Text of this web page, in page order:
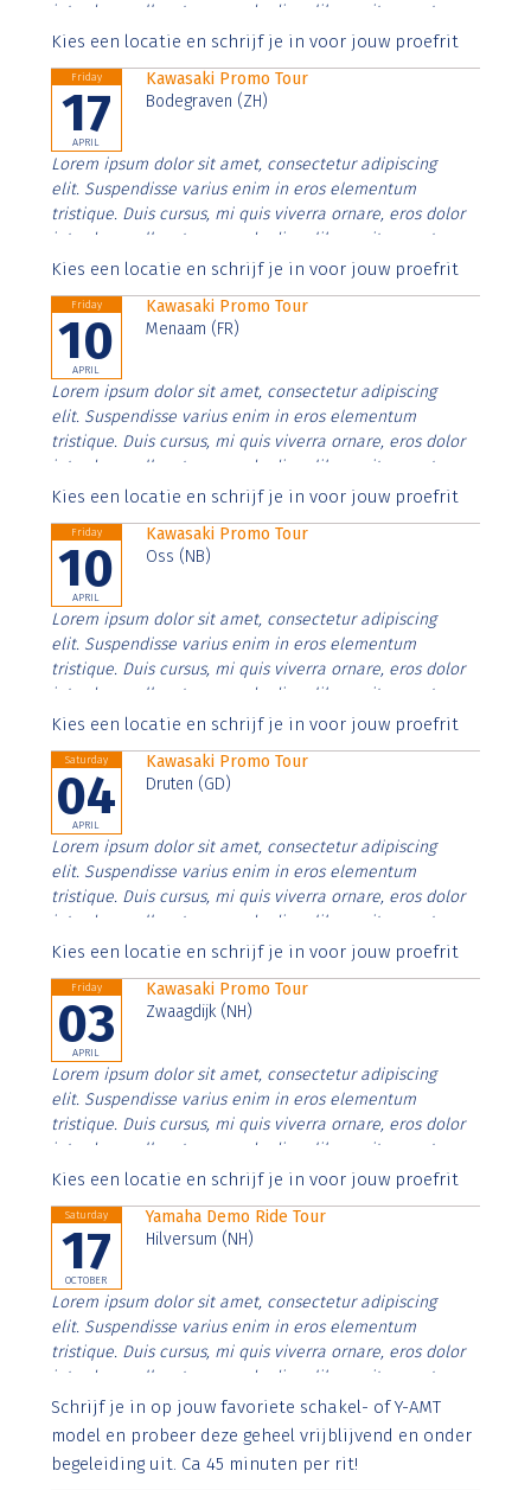
interdum nulla, ut commodo diam libero vitae erat.
Aenean faucibus nibh et justo cursus id rutrum lorem
Kies een locatie en schrijf je in voor jouw proefrit
Friday
17
APRIL
Kawasaki Promo Tour
Bodegraven (ZH)
Lorem ipsum dolor sit amet, consectetur adipiscing
elit. Suspendisse varius enim in eros elementum
tristique. Duis cursus, mi quis viverra ornare, eros dolor
interdum nulla, ut commodo diam libero vitae erat.
Aenean faucibus nibh et justo cursus id rutrum lorem
Kies een locatie en schrijf je in voor jouw proefrit
Friday
10
APRIL
Kawasaki Promo Tour
Menaam (FR)
Lorem ipsum dolor sit amet, consectetur adipiscing
elit. Suspendisse varius enim in eros elementum
tristique. Duis cursus, mi quis viverra ornare, eros dolor
interdum nulla, ut commodo diam libero vitae erat.
Aenean faucibus nibh et justo cursus id rutrum lorem
Kies een locatie en schrijf je in voor jouw proefrit
Friday
10
APRIL
Kawasaki Promo Tour
Oss (NB)
Lorem ipsum dolor sit amet, consectetur adipiscing
elit. Suspendisse varius enim in eros elementum
tristique. Duis cursus, mi quis viverra ornare, eros dolor
interdum nulla, ut commodo diam libero vitae erat.
Aenean faucibus nibh et justo cursus id rutrum lorem
Kies een locatie en schrijf je in voor jouw proefrit
Saturday
04
APRIL
Kawasaki Promo Tour
Druten (GD)
Lorem ipsum dolor sit amet, consectetur adipiscing
elit. Suspendisse varius enim in eros elementum
tristique. Duis cursus, mi quis viverra ornare, eros dolor
interdum nulla, ut commodo diam libero vitae erat.
Aenean faucibus nibh et justo cursus id rutrum lorem
Kies een locatie en schrijf je in voor jouw proefrit
Friday
03
APRIL
Kawasaki Promo Tour
Zwaagdijk (NH)
Lorem ipsum dolor sit amet, consectetur adipiscing
elit. Suspendisse varius enim in eros elementum
tristique. Duis cursus, mi quis viverra ornare, eros dolor
interdum nulla, ut commodo diam libero vitae erat.
Aenean faucibus nibh et justo cursus id rutrum lorem
Kies een locatie en schrijf je in voor jouw proefrit
Saturday
17
OCTOBER
Yamaha Demo Ride Tour
Hilversum (NH)
Lorem ipsum dolor sit amet, consectetur adipiscing
elit. Suspendisse varius enim in eros elementum
tristique. Duis cursus, mi quis viverra ornare, eros dolor
interdum nulla, ut commodo diam libero vitae erat.
Aenean faucibus nibh et justo cursus id rutrum lorem
imperdiet. Nunc ut sem vitae risus tristique posuere.
Schrijf je in op jouw favoriete schakel- of Y-AMT
model en probeer deze geheel vrijblijvend en onder
begeleiding uit. Ca 45 minuten per rit!